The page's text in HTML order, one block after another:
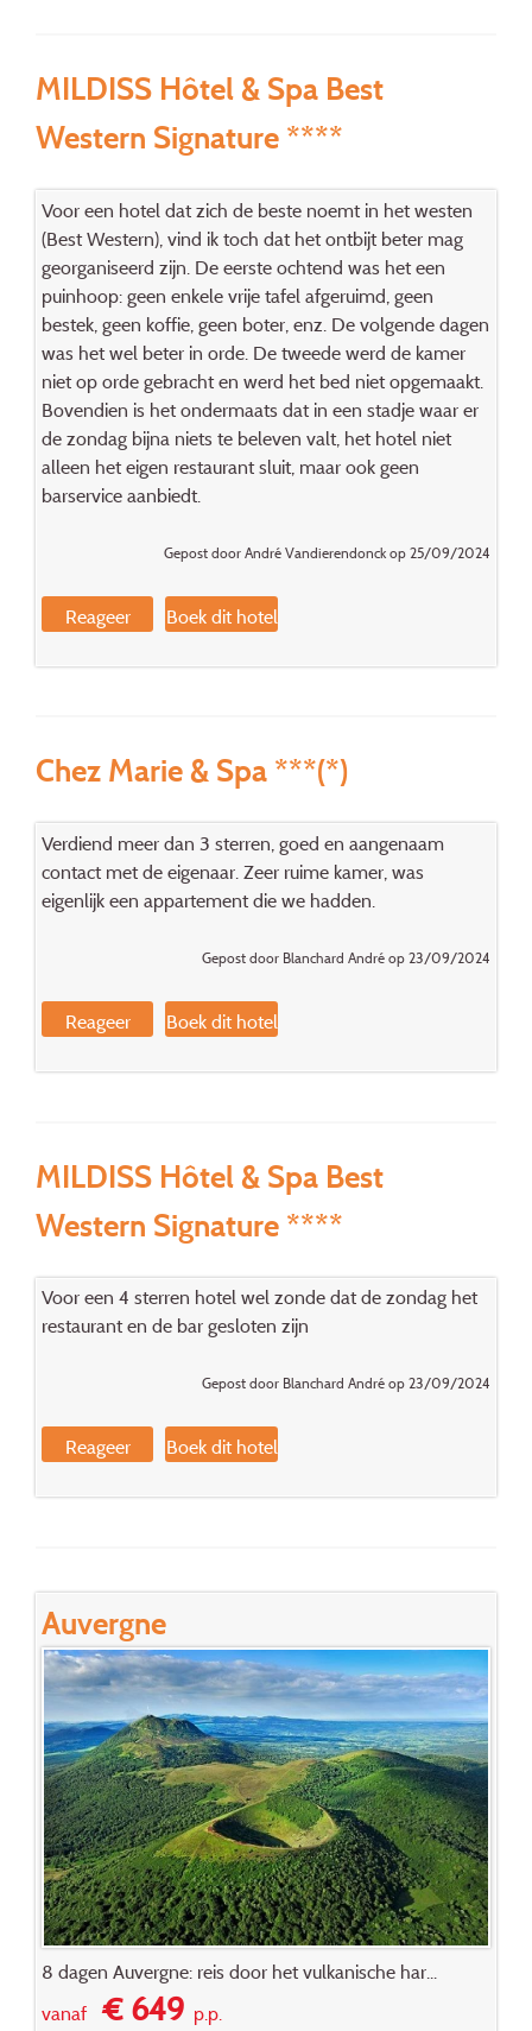
MILDISS Hôtel & Spa Best
Western Signature ****
Voor een hotel dat zich de beste noemt in het westen
(Best Western), vind ik toch dat het ontbijt beter mag
georganiseerd zijn. De eerste ochtend was het een
puinhoop: geen enkele vrije tafel afgeruimd, geen
bestek, geen koffie, geen boter, enz. De volgende dagen
was het wel beter in orde. De tweede werd de kamer
niet op orde gebracht en werd het bed niet opgemaakt.
Bovendien is het ondermaats dat in een stadje waar er
de zondag bijna niets te beleven valt, het hotel niet
alleen het eigen restaurant sluit, maar ook geen
barservice aanbiedt.
Gepost door André Vandierendonck op 25/09/2024
Reageer Boek dit hotel
Chez Marie & Spa ***(*)
Verdiend meer dan 3 sterren, goed en aangenaam
contact met de eigenaar. Zeer ruime kamer, was
eigenlijk een appartement die we hadden.
Gepost door Blanchard André op 23/09/2024
Reageer Boek dit hotel
MILDISS Hôtel & Spa Best
Western Signature ****
Voor een 4 sterren hotel wel zonde dat de zondag het
restaurant en de bar gesloten zijn
Gepost door Blanchard André op 23/09/2024
Reageer Boek dit hotel
Auvergne
8 dagen Auvergne: reis door het vulkanische har...
vanaf€ 649p.p.